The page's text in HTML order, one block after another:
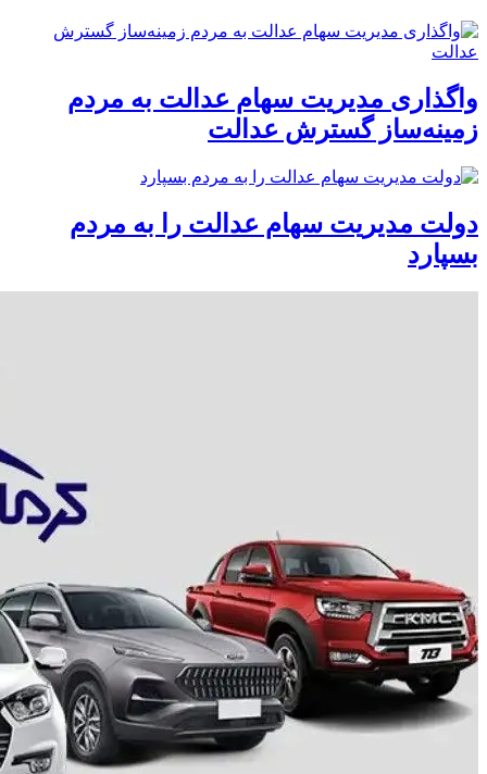
واگذاری مدیریت سهام عدالت به مردم
زمینه‌ساز گسترش عدالت
دولت مدیریت سهام عدالت را به مردم
بسپارد